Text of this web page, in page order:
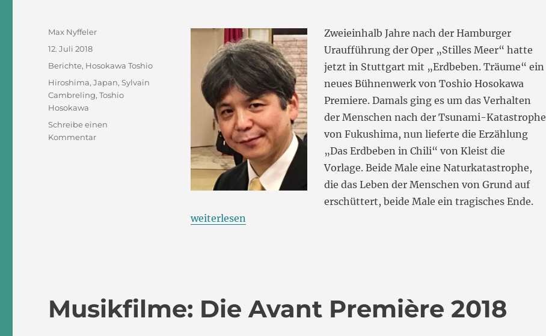
Zweieinhalb Jahre nach der Hamburger
Uraufführung der Oper „Stilles Meer“ hatte
jetzt in Stuttgart mit „Erdbeben. Träume“ ein
neues Bühnenwerk von Toshio Hosokawa
Premiere. Damals ging es um das Verhalten
der Menschen nach der Tsunami-Katastrophe
von Fukushima, nun lieferte die Erzählung
„Das Erdbeben in Chili“ von Kleist die
Vorlage. Beide Male eine Naturkatastrophe,
die das Leben der Menschen von Grund auf
erschüttert, beide Male ein tragisches Ende.
„Toshio Hosokawas Oper „Erdbeben. Träume““
weiterlesen
Autor
Max Nyffeler
Veröffentlicht
12. Juli 2018
Kategorien
Berichte, Hosokawa Toshio
Schlagwörter
Hiroshima,Japan,Sylvain
Cambreling,Toshio
Hosokawa
Schreibe einen
Kommentarzu
Musikfilme: Die Avant Première 2018